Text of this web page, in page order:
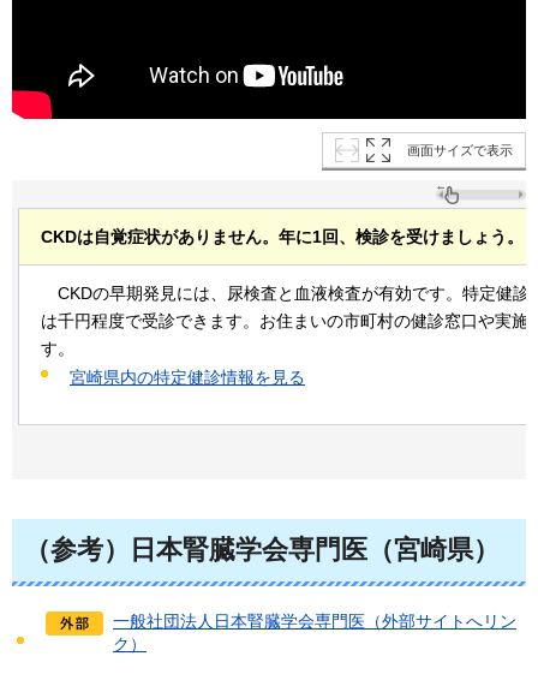
画面サイズで表示
CKDは自覚症状がありません。年に1回、検診を受けましょう。
CKDの早期発見には、尿検査と血液検査が有効です。特定健
は千円程度で受診できます。お住まいの市町村の健診窓口や実施
す。
宮崎県内の特定健診情報を見る
（参考）日本腎臓学会専門医（宮崎県）
一般社団法人日本腎臓学会専門医（外部サイトへリン
ク）